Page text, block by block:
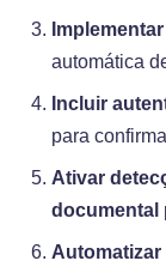
automática
Incluir
para
Ativar
documental